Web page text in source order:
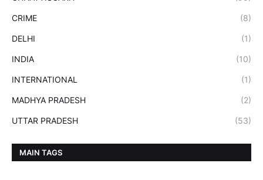
CRIME (8)
DELHI (1)
INDIA (10)
INTERNATIONAL (1)
MADHYA PRADESH (2)
UTTAR PRADESH (53)
MAIN TAGS